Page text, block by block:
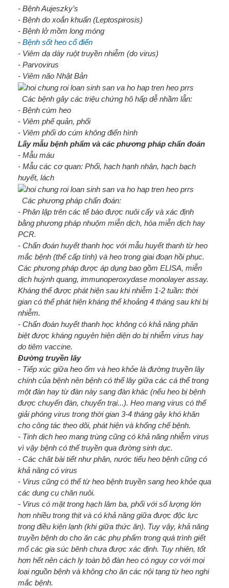
- Bệnh Aujeszky’s
- Bệnh do xoắn khuẩn (Leptospirosis)
- Bệnh lở mồm long móng
- Bệnh sốt heo cổ điển
- Viêm dạ dày ruột truyền nhiễm (do virus)
- Parvovirus
- Viêm não Nhật Bản
Các bệnh gây các triệu chứng hô hấp dễ nhầm lẫn:
- Bệnh cúm heo
- Viêm phế quản, phổi
- Viêm phổi do cúm không điển hình
Lấy mẫu bệnh phẩm và các phương pháp chẩn đoán
- Mẫu máu
- Mẫu các cơ quan: Phổi, hạch hạnh nhân, hạch bạch
huyết, lách
Các phương pháp chẩn đoán:
- Phân lập trên các tế bào được nuôi cấy và xác định
bằng phương pháp nhuộm miễn dịch, hóa miễn dịch hay
PCR.
- Chẩn đoán huyết thanh học với mẫu huyết thanh từ heo
mắc bệnh (thể cấp tính) và heo trong giai đoạn hồi phục.
Các phương pháp được áp dụng bao gồm ELISA, miễn
dịch huỳnh quang, immunoperoxydase monolayer assay.
Kháng thể được phát hiện sau khi nhiễm 1-2 tuần: thời
gian có thể phát hiện kháng thể khoảng 4 tháng sau khi bị
nhiễm.
- Chẩn đoán huyết thanh học không có khả năng phân
biệt được kháng nguyên hiện diện do bị nhiễm virus hay
do tiêm vaccine.
Đường truyền lây
- Tiếp xúc giữa heo ốm và heo khỏe là đường truyền lây
chính của bệnh nên bệnh có thể lây giữa các cá thể trong
một đàn hay từ đàn này sang đàn khác (nếu heo bị bệnh
được chuyển đàn, chuyển trại...). Heo mang virus có thể
giải phóng virus trong thời gian 3-4 tháng gây khó khăn
cho công tác theo dõi, phát hiện và khống chế bệnh.
- Tinh dịch heo mang trùng cũng có khả năng nhiễm virus
vì vậy bệnh có thể truyền qua đường sinh dục.
- Các chât bài tiết như phân, nước tiểu heo bệnh cũng có
khả năng có virus
- Virus cũng có thể từ heo bệnh truyền sang heo khỏe qua
các dung cụ chăn nuôi.
- Virus có mặt trong hạch lâm ba, phổi với số lượng lớn
hơn nhiều trong thịt và có khả năng giữa được độc lực
trong điều kiện lạnh (khi giữa thức ăn). Tuy vậy, khả năng
truyền bệnh do cho ăn các phụ phẩm trong quá trình giết
mổ các gia súc bênh chưa được xác định. Tuy nhiên, tốt
hơn hết nên cách ly toàn bộ đàn heo có nguy cơ với mọi
loại nguồn bệnh và không cho ăn các nội tạng từ heo nghi
mắc bệnh.